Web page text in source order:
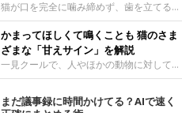
しょう。首を深く折り曲げずに済むため、
関節や食道への負
変化だけで判断せず、全身の様子も確認し
てねこのきもち投稿写真ギャラリー猫の鳴
き方が変わったとき、暑さと関係している
ように見えることがあります。 ただ、鳴
き声だけで原因を決めるのは難しく、体調
や環境の変化を
すぎ対策もしっかりと行うことが大切で
す。今回は獣医師の重本仁先生に、猫の冷
えすぎを防ぐ4つの対策を教えていただき
ました。（1） 冷房の効いていない部屋に
行き来できるようにするねこのきもち投稿
写真ギャラリー猫が寒いと感じたときに、
ましょう。冷房の効いていない部屋や廊下
猫が口を完全に噛み締めず、歯を立てる程
度に噛む“甘噛み”。遊びやスキンシップの
ときに繰り出すことがありますが、同じ家
族でも噛まれる頻度に違いがあると感じる
ことも。ねこのきもちWEB MAGAZINEで
は、飼い主さんたちにアンケートを実施
し、愛猫が甘噛みする相手を選んでいると
感じる状況を教えてもらいました。また、
かまってほしくて鳴くことも 猫のさま
ざまな「甘えサイン」を解説
一見クールで、人やほかの動物に対してあ
まり求めないように見える猫。しかし、実
は甘えん坊な性格の猫も少なくありませ
ん。今回は猫たちが出している“甘えサイ
まだ議事録に時間かけてる？AIで速く